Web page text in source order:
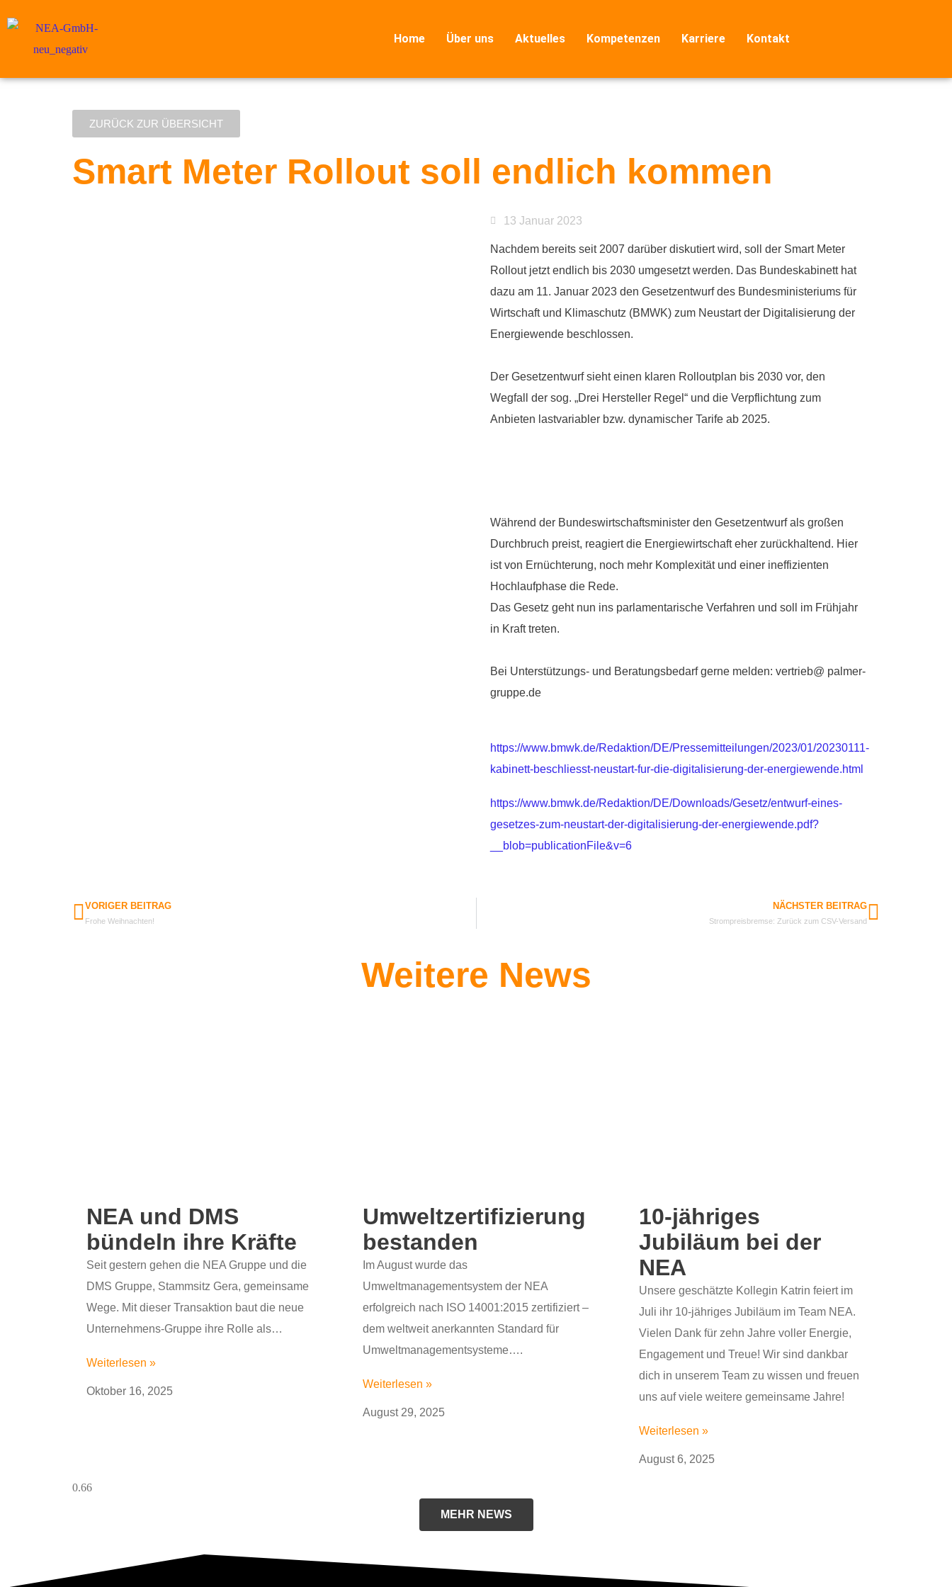
Home Über uns Aktuelles Kompetenzen Karriere Kontakt
ZURÜCK ZUR ÜBERSICHT
Smart Meter Rollout soll endlich kommen
13 Januar 2023
Nachdem bereits seit 2007 darüber diskutiert wird, soll der Smart Meter
Rollout jetzt endlich bis 2030 umgesetzt werden. Das Bundeskabinett hat
dazu am 11. Januar 2023 den Gesetzentwurf des Bundesministeriums für
Wirtschaft und Klimaschutz (BMWK) zum Neustart der Digitalisierung der
Energiewende beschlossen.
Der Gesetzentwurf sieht einen klaren Rolloutplan bis 2030 vor, den
Wegfall der sog. „Drei Hersteller Regel“ und die Verpflichtung zum
Anbieten lastvariabler bzw. dynamischer Tarife ab 2025.
Während der Bundeswirtschaftsminister den Gesetzentwurf als großen
Durchbruch preist, reagiert die Energiewirtschaft eher zurückhaltend. Hier
ist von Ernüchterung, noch mehr Komplexität und einer ineffizienten
Hochlaufphase die Rede.
Das Gesetz geht nun ins parlamentarische Verfahren und soll im Frühjahr
in Kraft treten.
Bei Unterstützungs- und Beratungsbedarf gerne melden: vertrieb@ palmer-
gruppe.de
https://www.bmwk.de/Redaktion/DE/Pressemitteilungen/2023/01/20230111-
kabinett-beschliesst-neustart-fur-die-digitalisierung-der-energiewende.html
https://www.bmwk.de/Redaktion/DE/Downloads/Gesetz/entwurf-eines-
gesetzes-zum-neustart-der-digitalisierung-der-energiewende.pdf?
__blob=publicationFile&v=6
VORIGER BEITRAG
Frohe Weihnachten!
NÄCHSTER BEITRAG
Strompreisbremse: Zurück zum CSV-Versand
Weitere News
NEA und DMS
bündeln ihre Kräfte
Seit gestern gehen die NEA Gruppe und die
DMS Gruppe, Stammsitz Gera, gemeinsame
Wege. Mit dieser Transaktion baut die neue
Unternehmens-Gruppe ihre Rolle als…
Weiterlesen »
Oktober 16, 2025
Umweltzertifizierung
bestanden
Im August wurde das
Umweltmanagementsystem der NEA
erfolgreich nach ISO 14001:2015 zertifiziert –
dem weltweit anerkannten Standard für
Umweltmanagementsysteme….
Weiterlesen »
August 29, 2025
10-jähriges
Jubiläum bei der
NEA
Unsere geschätzte Kollegin Katrin feiert im
Juli ihr 10-jähriges Jubiläum im Team NEA.
Vielen Dank für zehn Jahre voller Energie,
Engagement und Treue! Wir sind dankbar
dich in unserem Team zu wissen und freuen
uns auf viele weitere gemeinsame Jahre!
Weiterlesen »
August 6, 2025
MEHR NEWS